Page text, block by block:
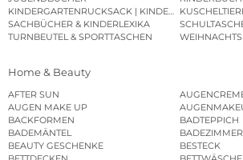
KINDERGARTENRUCKSACK |
SACHBÜCHER & KINDERLEXIKA
TURNBEUTEL & SPORTTASCHEN
Home & Beauty
AFTER SUN
AUGEN MAKE UP
BACKFORMEN
BADTEPPICH
BADEMÄNTEL
BADEZIMMER
BEAUTY GESCHENKE
BESTECK